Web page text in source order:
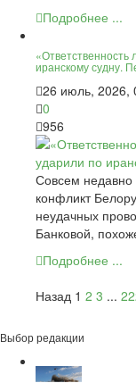
Подробнее ...
иранскому судну.
26 июль, 2026,
0
956
Совсем недавно
конфликт
неудачных
Банковой,
Подробнее ...
Назад 1 2 3 ...
Выбор редакции